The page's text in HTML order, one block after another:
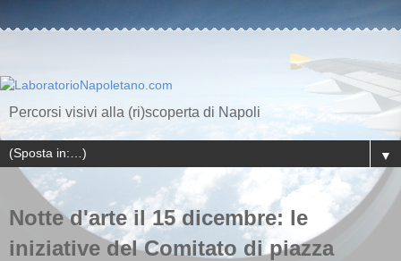
Percorsi visivi alla (ri)scoperta di Napoli
▼
Notte d'arte il 15 dicembre: le
iniziative del Comitato di piazza